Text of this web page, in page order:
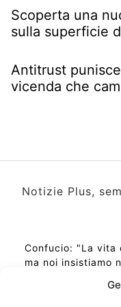
Scoperta una
sulla superficie
Antitrust
vicenda che
Notizie Plus,
Confucio: "La vita
ma noi insistiamo